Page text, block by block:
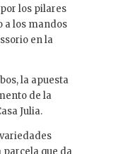
los pilares
a los mandos
en la
la apuesta
de la
Julia.
parcela que da